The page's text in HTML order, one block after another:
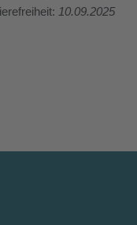
10.09.2025